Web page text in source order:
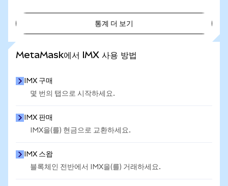
통계 더 보기
MetaMask에서 IMX 사용 방법
IMX 구매
몇 번의 탭으로 시작하세요.
IMX 판매
IMX을(를) 현금으로 교환하세요.
IMX 스왑
블록체인 전반에서 IMX을(를) 거래하세요.